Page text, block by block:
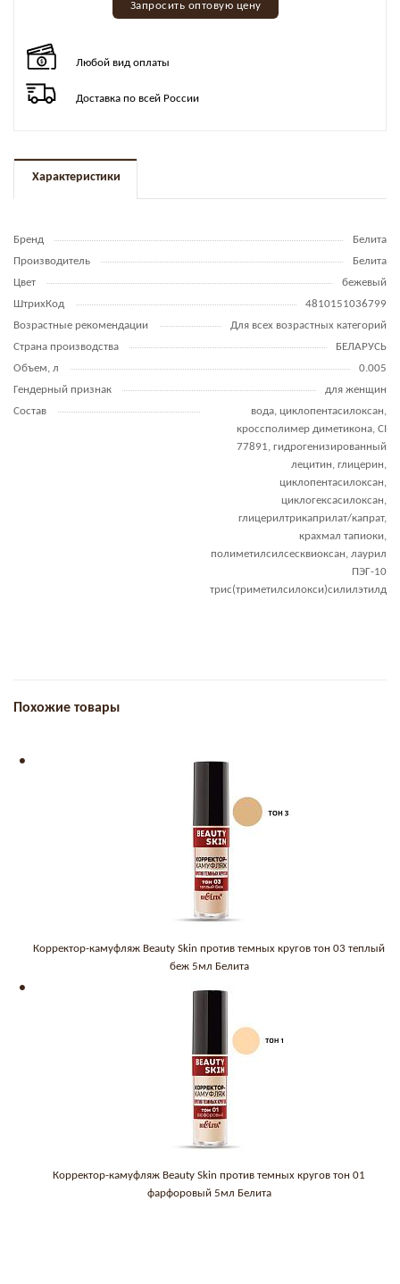
Запросить оптовую цену
Любой вид оплаты
Доставка по всей России
Характеристики
Бренд
Белита
Производитель
Белита
Цвет
бежевый
ШтрихКод
4810151036799
Возрастные рекомендации
Для всех возрастных категорий
Страна производства
БЕЛАРУСЬ
Объем, л
0.005
Гендерный признак
для женщин
Состав
вода, циклопентасилоксан,
кроссполимер диметикона, CI
77891, гидрогенизированный
лецитин, глицерин,
циклопентасилоксан,
циклогексасилоксан,
глицерилтрикаприлат/капрат,
крахмал тапиоки,
полиметилсилсесквиоксан, лаурил
ПЭГ-10
трис(триметилсилокси)силилэтилд
Похожие товары
Корректор-камуфляж Beauty Skin против темных кругов тон 03 теплый
беж 5мл Белита
Корректор-камуфляж Beauty Skin против темных кругов тон 01
фарфоровый 5мл Белита